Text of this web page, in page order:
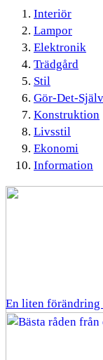
Interiör
Lampor
Elektronik
Trädgård
Stil
Gör-Det-Själv
Konstruktion
Livsstil
Ekonomi
Information
En liten